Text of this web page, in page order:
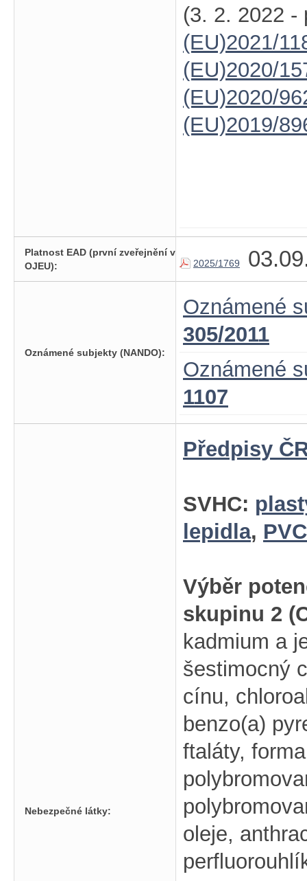
(3. 2. 2022 -
(EU)2021/
(EU)2020/
(EU)2020/
(EU)2019/
Platnost EAD (první zveřejnění v
OJEU):
2025/1769
Oznámené subjekty (NANDO):
Oznámené
305/2011
Oznámené
1107
Nebezpečné látky:
Předpisy
SVHC:
lepidla, PVC
Výběr
skupinu 2
kadmium a
šestimocný
cínu,
benzo(a)
ftaláty,
oleje,